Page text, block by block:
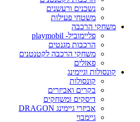
נשכנים ורעשנים
משטחי פעילות
משחקי הרכבה
פליימוביל- playmobil
הרכבות מגנטים
משחקי הרכבה לקטנטנים
פאזלים
קונסולות וגיימינג
קונסולות
בקרים ואביזרים
דיסקים ומשחקים
אביזרי גיימינג DRAGON
גיימבוי